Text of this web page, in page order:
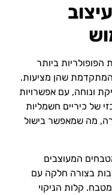
ביותר
המתקדמת שהן מציעות.
ונוחה, עם אפשרויות
של כיריים חשמליות
מה שמאפשר בישול
המעוצבים
בצורה חלקה עם
קלות הניקוי